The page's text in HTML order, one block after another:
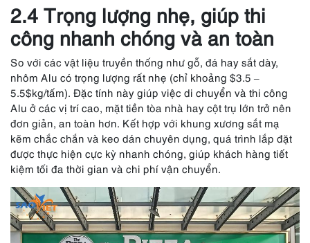
2.4 Trọng lượng nhẹ, giúp thi
công nhanh chóng và an toàn
So với các vật liệu truyền thống như gỗ, đá hay sắt dày,
nhôm Alu có trọng lượng rất nhẹ (chỉ khoảng $3.5 –
5.5$kg/tấm). Đặc tính này giúp việc di chuyển và thi công
Alu ở các vị trí cao, mặt tiền tòa nhà hay cột trụ lớn trở nên
đơn giản, an toàn hơn. Kết hợp với khung xương sắt mạ
kẽm chắc chắn và keo dán chuyên dụng, quá trình lắp đặt
được thực hiện cực kỳ nhanh chóng, giúp khách hàng tiết
kiệm tối đa thời gian và chi phí vận chuyển.